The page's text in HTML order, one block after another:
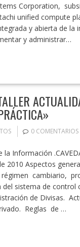
Corporation,
unified compute
y abierta de la
y administrar…
0 COMENTARIOS
Información
2010 Aspectos
cambiario,
sistema de
de Divisas.
Reglas de …